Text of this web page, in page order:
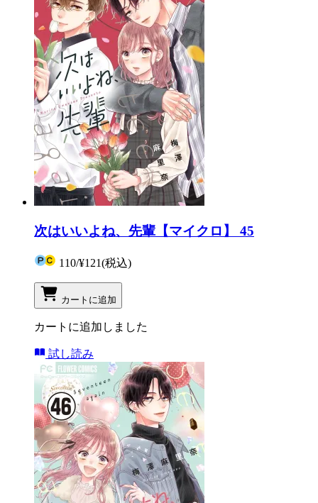
次はいいよね、先輩【マイクロ】 45
110/¥121(税込)
カートに追加
カートに追加しました
試し読み